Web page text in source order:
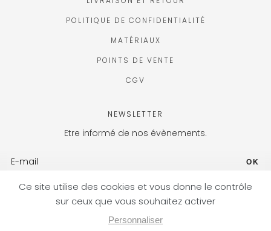
POLITIQUE DE CONFIDENTIALITÉ
MATÉRIAUX
POINTS DE VENTE
CGV
NEWSLETTER
Etre informé de nos évènements.
OK
FR (EUR) / FR